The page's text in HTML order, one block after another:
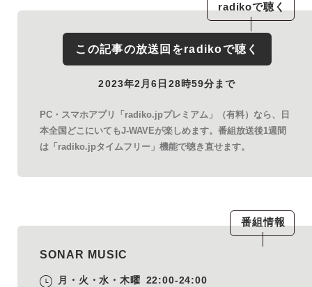
radikoで聴く
この記事の放送回をradikoで聴く
2023年2月6日28時59分まで
PC・スマホアプリ「radiko.jpプレミアム」（有料）なら、日
本全国どこにいてもJ-WAVEが楽しめます。番組放送後1週間
は「radiko.jpタイムフリー」機能で聴き直せます。
番組情報
SONAR MUSIC
月・火・水・木曜 22:00-24:00